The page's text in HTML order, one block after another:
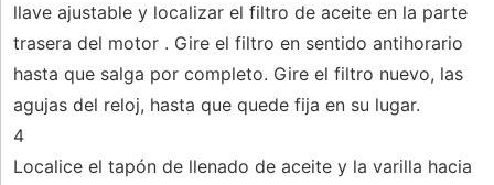
llave ajustable y localizar el filtro de aceite en la parte
trasera del motor . Gire el filtro en sentido antihorario
hasta que salga por completo. Gire el filtro nuevo, las
agujas del reloj, hasta que quede fija en su lugar.
4
Localice el tapón de llenado de aceite y la varilla hacia